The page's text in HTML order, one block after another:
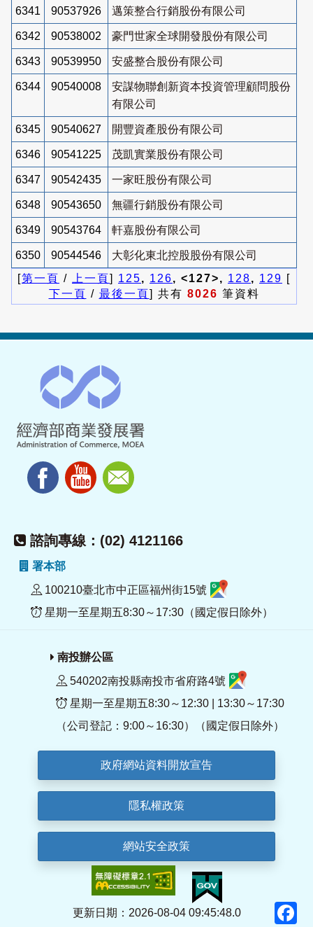
6341 90537926 邁策整合行銷股份有限公司
6342 90538002 豪門世家全球開發股份有限公司
6343 90539950 安盛整合股份有限公司
6344 90540008
安謀物聯創新資本投資管理顧問股份
有限公司
6345 90540627 開豐資產股份有限公司
6346 90541225 茂凱實業股份有限公司
6347 90542435 一家旺股份有限公司
6348 90543650 無疆行銷股份有限公司
6349 90543764 軒嘉股份有限公司
6350 90544546
大彰化東北控股股份有限公司
[第一頁 / 上一頁] 125, 126, <127>, 128, 129 [
下一頁 / 最後一頁] 共有 8026 筆資料
諮詢專線：(02) 4121166
署本部
100210臺北市中正區福州街15號
星期一至星期五8:30～17:30（國定假日除外）
南投辦公區
540202南投縣南投市省府路4號
星期一至星期五8:30～12:30 | 13:30～17:30
（公司登記：9:00～16:30）（國定假日除外）
政府網站資料開放宣告
隱私權政策
網站安全政策
更新日期：2026-08-04 09:45:48.0